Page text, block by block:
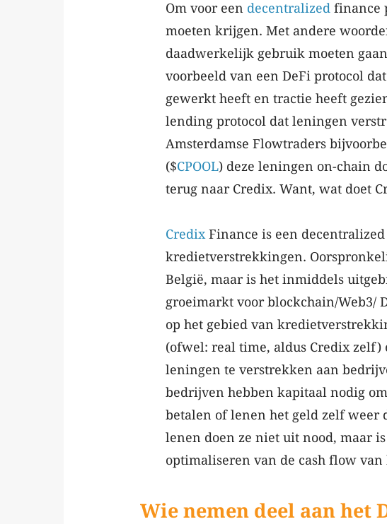
Om voor een decentralized finance
moeten krijgen. Met andere
daadwerkelijk gebruik moeten
voorbeeld van een DeFi protocol
gewerkt heeft en tractie heeft
lending protocol dat leningen
Amsterdamse Flowtraders
($CPOOL) deze leningen on-chain
terug naar Credix. Want, wat doet
CredixFinance is een
kredietverstrekkingen.
België, maar is het inmiddels
groeimarkt voor blockchain/Web3/
op het gebied van
(ofwel: real time, aldus Credix
leningen te verstrekken aan
bedrijven hebben kapitaal nodig
betalen of lenen het geld zelf weer
lenen doen ze niet uit nood, maar
optimaliseren van de cash flow
Wie nemen deel aan het